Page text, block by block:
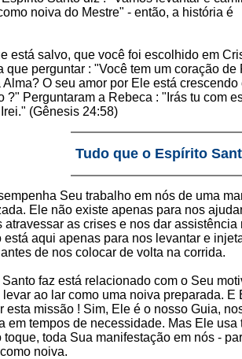
noiva do Mestre" - então, a história é
está salvo, que você foi escolhido em
que perguntar : "Você tem um coração de
O seu amor por Ele está crescendo
?" Perguntaram a Rebeca : "Irás tu com
(Gênesis 24:58)
Tudo que o Espírito
Seu trabalho em nós de uma
Ele não existe apenas para nos
atravessar as crises e nos dar assistência
aqui apenas para nos levantar e
de nos colocar de volta na corrida.
faz está relacionado com o Seu
ao lar como uma noiva preparada. E
esta missão ! Sim, Ele é o nosso Guia,
em tempos de necessidade. Mas Ele usa
toda Sua manifestação em nós -
noiva.